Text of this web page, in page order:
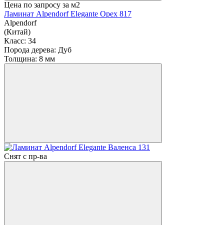
Цена по запросу за м2
Ламинат Alpendorf Elegante Орех 817
Alpendorf
(Китай)
Класс: 34
Порода дерева: Дуб
Толщина: 8 мм
Снят с пр-ва